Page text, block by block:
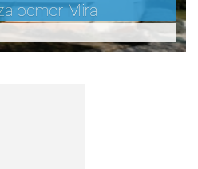
odmor Mira